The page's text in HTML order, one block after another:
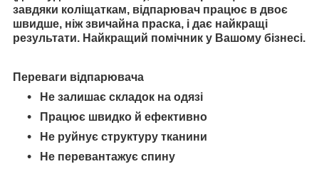
завдяки коліщаткам, відпарювач працює в двоє
швидше, ніж звичайна праска, і дає найкращі
результати. Найкращий помічник у Вашому бізнесі.
Переваги відпарювача
Не залишає складок на одязі
Працює швидко й ефективно
Не руйнує структуру тканини
Не перевантажує спину